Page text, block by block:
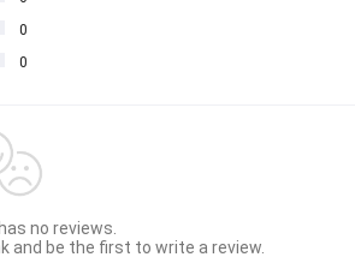
0
0
no reviews.
and be the first to write a review.